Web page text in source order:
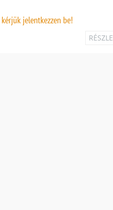
kérjük jelentkezzen be!